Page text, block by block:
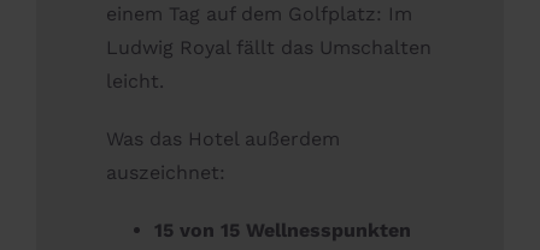
einem Tag auf dem Golfplatz: Im
Ludwig Royal fällt das Umschalten
leicht.
Was das Hotel außerdem
auszeichnet:
15 von 15 Wellnesspunkten